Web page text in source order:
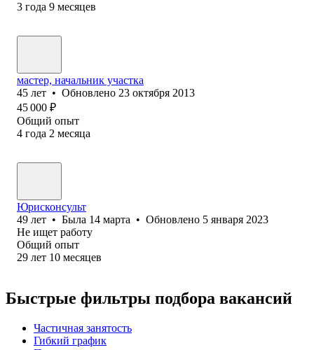
3 года 9 месяцев
мастер, начальник участка
45 лет • Обновлено 23 октября 2013
45 000 ₽
Общий опыт
4 года 2 месяца
Юрисконсульт
49 лет • Была 14 марта • Обновлено 5 января 2023
Не ищет работу
Общий опыт
29 лет 10 месяцев
Быстрые фильтры подбора вакансий
Частичная занятость
Гибкий график